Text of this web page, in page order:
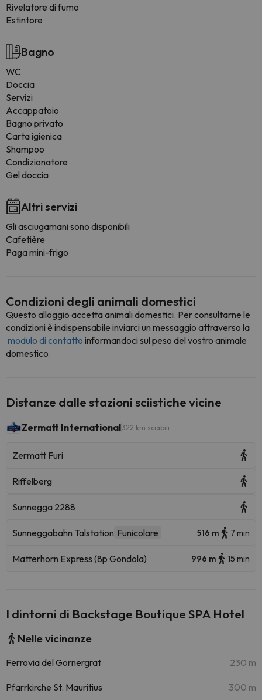
Rivelatore di fumo
Estintore
Bagno
WC
Doccia
Servizi
Accappatoio
Bagno privato
Carta igienica
Shampoo
Condizionatore
Gel doccia
Altri servizi
Gli asciugamani sono disponibili
Cafetière
Paga mini-frigo
Condizioni degli animali domestici
Questo alloggio accetta animali domestici. Per consultarne le
condizioni è indispensabile inviarci un messaggio attraverso la
modulo di contatto informandoci sul peso del vostro animale
domestico.
Distanze dalle stazioni sciistiche vicine
Zermatt International322 km sciabili
Zermatt Furi
Riffelberg
Sunnegga 2288
Sunneggabahn Talstation Funicolare 516 m 7 min
Matterhorn Express (8p Gondola) 996 m 15 min
I dintorni di Backstage Boutique SPA Hotel
Nelle vicinanze
Ferrovia del Gornergrat 230 m
Pfarrkirche St. Mauritius 300 m